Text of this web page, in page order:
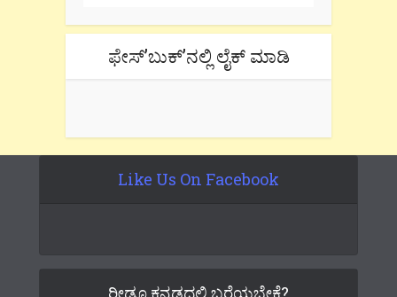
ಫೇಸ್’ಬುಕ್’ನಲ್ಲಿ ಲೈಕ್ ಮಾಡಿ
Like Us On Facebook
ರೀಡೂ ಕನ್ನಡದಲ್ಲಿ ಬರೆಯಬೇಕೆ?